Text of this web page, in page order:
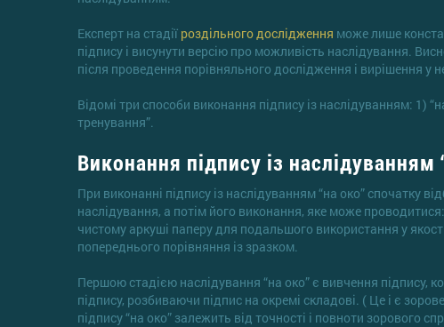
Експерт на стадії роздільного дослідження може лише
підпису і висунути версію про можливість наслідування.
після проведення порівняльного дослідження і вирішення у
Відомі три способи виконання підпису із наслідуванням: 1)
тренування”.
Виконання підпису із наслідуванням
При виконанні підпису із наслідуванням “на око” спочатку
наслідування, а потім його виконання, яке може
чистому аркуші паперу для подальшого використання у
попереднього порівняння із зразком.
Першою стадією наслідування “на око” є вивчення підпису,
підпису, розбиваючи підпис на окремі складові. ( Це і є
підпису “на око” залежить від точності і повноти зорового